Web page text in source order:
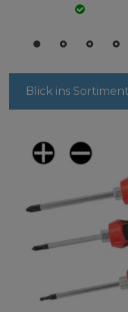
Blick ins Sortiment